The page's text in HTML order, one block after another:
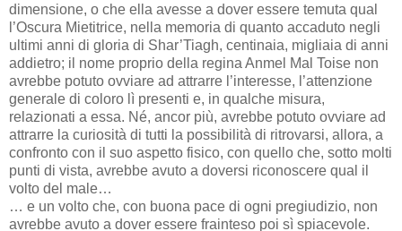
dimensione, o che ella avesse a dover essere temuta qual
l’Oscura Mietitrice, nella memoria di quanto accaduto negli
ultimi anni di gloria di Shar’Tiagh, centinaia, migliaia di anni
addietro; il nome proprio della regina Anmel Mal Toise non
avrebbe potuto ovviare ad attrarre l’interesse, l’attenzione
generale di coloro lì presenti e, in qualche misura,
relazionati a essa. Né, ancor più, avrebbe potuto ovviare ad
attrarre la curiosità di tutti la possibilità di ritrovarsi, allora, a
confronto con il suo aspetto fisico, con quello che, sotto molti
punti di vista, avrebbe avuto a doversi riconoscere qual il
volto del male…
… e un volto che, con buona pace di ogni pregiudizio, non
avrebbe avuto a dover essere frainteso poi sì spiacevole.